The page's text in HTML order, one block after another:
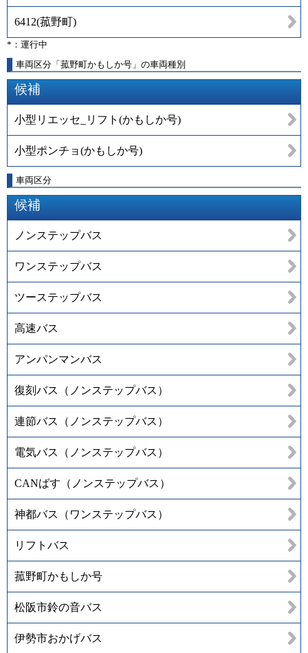
6412(菰野町)
*：運行中
車両区分「菰野町かもしか号」の車両種別
候補
小型リエッセ_リフト(かもしか号)
小型ポンチョ(かもしか号)
車両区分
候補
ノンステップバス
ワンステップバス
ツーステップバス
高速バス
アンパンマンバス
復刻バス（ノンステップバス）
連節バス（ノンステップバス）
電気バス（ノンステップバス）
CANばす（ノンステップバス）
神都バス（ワンステップバス）
リフトバス
菰野町かもしか号
松阪市鈴の音バス
伊勢市おかげバス